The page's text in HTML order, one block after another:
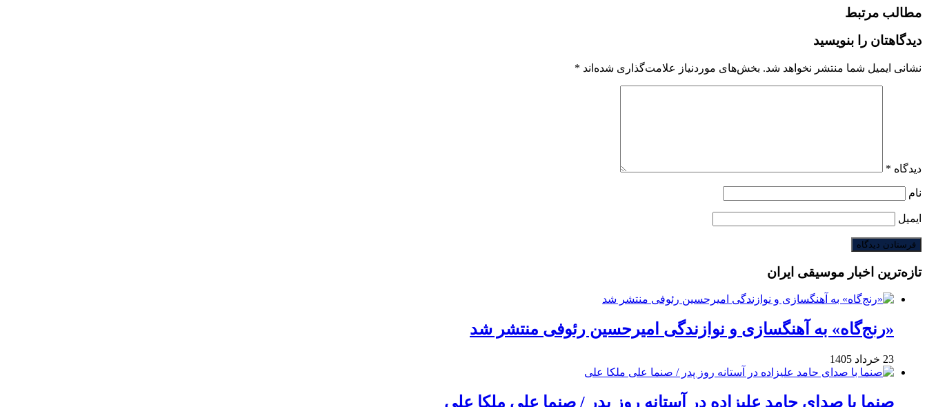
مطالب مرتبط
دیدگاهتان را بنویسید
نشانی ایمیل شما منتشر نخواهد شد. بخش‌های موردنیاز علامت‌گذاری شده‌اند *
دیدگاه *
نام
ایمیل
تازه‌ترین اخبار موسیقی ایران
«رنج‌گاه» به آهنگسازی و نوازندگی امیرحسین رئوفی منتشر شد
23 خرداد 1405
صنما با صدای حامد علیزاده در آستانه روز پدر / صنما علی ملکا علی